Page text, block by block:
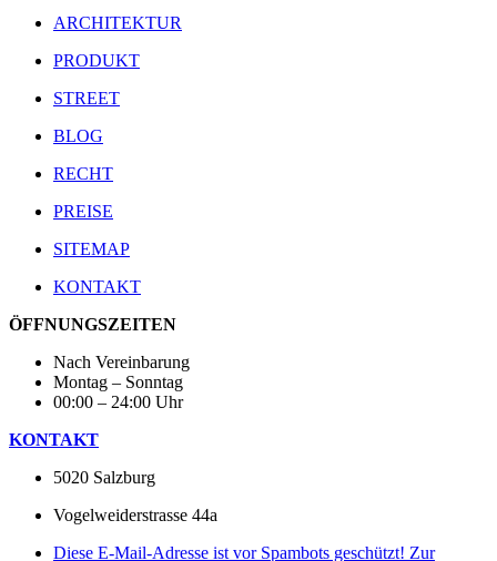
ARCHITEKTUR
PRODUKT
STREET
BLOG
RECHT
PREISE
SITEMAP
KONTAKT
ÖFFNUNGSZEITEN
Nach Vereinbarung
Montag – Sonntag
00:00 – 24:00 Uhr
KONTAKT
5020 Salzburg
Vogelweiderstrasse 44a
Diese E-Mail-Adresse ist vor Spambots geschützt! Zur